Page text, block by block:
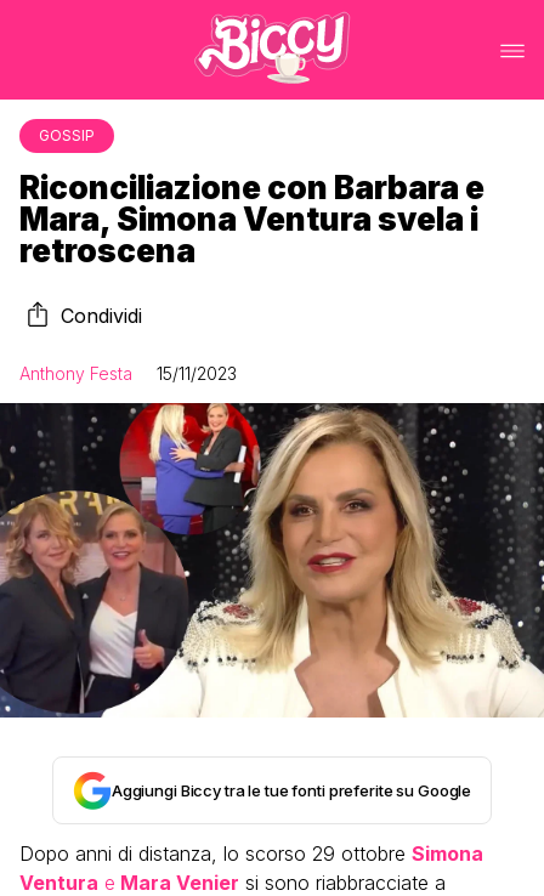
GOSSIP
Riconciliazione con Barbara e
Mara, Simona Ventura svela i
retroscena
Condividi
Anthony Festa 15/11/2023
Aggiungi Biccy tra le tue fonti preferite su Google
Dopo anni di distanza, lo scorso 29 ottobre Simona
Ventura e Mara Venier si sono riabbracciate a